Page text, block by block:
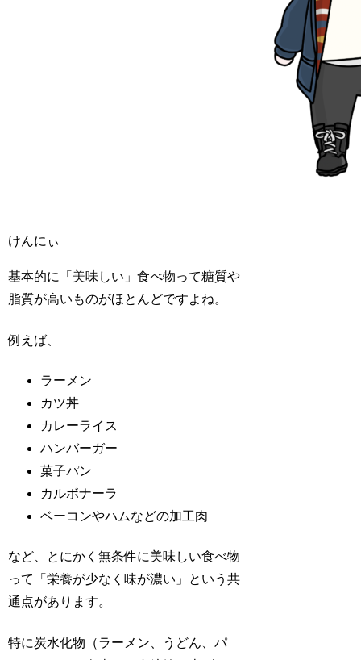
けんにぃ
基本的に「美味しい」食べ物って糖質や
脂質が高いものがほとんどですよね。
例えば、
ラーメン
カツ丼
カレーライス
ハンバーガー
菓子パン
カルボナーラ
ベーコンやハムなどの加工肉
など、とにかく無条件に美味しい食べ物
って「栄養が少なく味が濃い」という共
通点があります。
特に炭水化物（ラーメン、うどん、パ